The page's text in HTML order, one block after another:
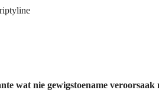
wat nie gewigstoename veroorsaak